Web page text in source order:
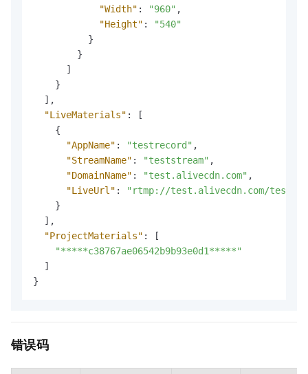
"Width" : "960" ,
"Height" :
"540"
}
}
]
}
] ,
"LiveMaterials" :
[
{
"AppName" : "testrecord" ,
"StreamName" : "teststream" ,
"DomainName" : "test.alivecdn.com" ,
"LiveUrl" :
"rtmp://test.alivecdn.com/
}
] ,
"ProjectMaterials" :
[
"*****c38767ae06542b9b93e0d1*****"
]
}
错误码